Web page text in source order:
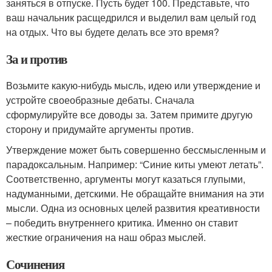
ваш начальник расщедрился и выделил вам целый год
на отдых. Что вы будете делать все это время?
За и против
Возьмите какую-нибудь мысль, идею или утверждение и
устройте своеобразные дебаты. Сначала
сформулируйте все доводы за. Затем примите другую
сторону и придумайте аргументы против.
Утверждение может быть совершенно бессмысленным и
парадоксальным. Например: “Синие киты умеют летать”.
Соответственно, аргументы могут казаться глупыми,
надуманными, детскими. Не обращайте внимания на эти
мысли. Одна из основных целей развития креативности
– победить внутреннего критика. Именно он ставит
жесткие ограничения на наш образ мыслей.
Сочинения